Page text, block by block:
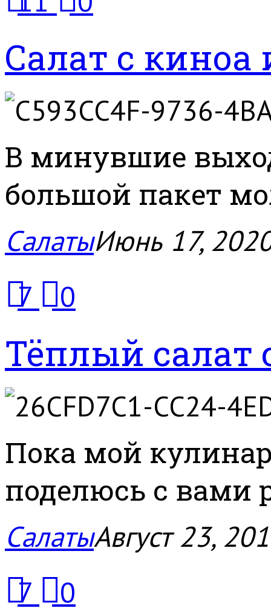
Салат с
В минувшие
большой пакет
СалатыИюнь 17,
7
0
Тёплый салат
Пока мой
поделюсь с вами
СалатыАвгуст 23,
7
0